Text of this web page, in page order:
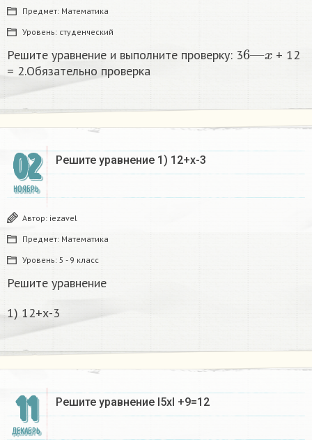
Предмет: Математика
Уровень: студенческий
Решите уравнение и выполните проверку: 3
6
+ 12
= 2.Обязательно проверка
02
НОЯБРЬ
Решите уравнение 1) 12+х-3
Автор: iezavel
Предмет: Математика
Уровень: 5 - 9 класс
Решите уравнение
1) 12+х-3
11
ДЕКАБРЬ
Решите уравнение l5xl +9=12